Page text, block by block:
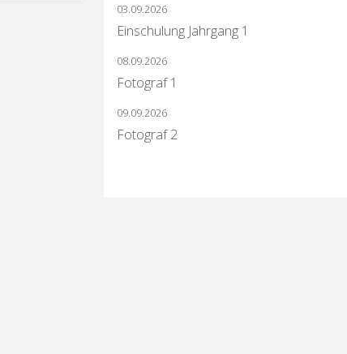
03.09.2026
Einschulung Jahrgang 1
08.09.2026
Fotograf 1
09.09.2026
Fotograf 2